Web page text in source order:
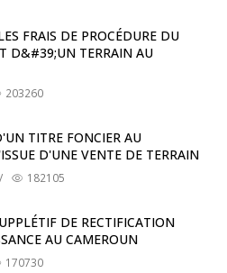
FRAIS DE PROCÉDURE DU
D&#39;UN TERRAIN AU
203260
TITRE FONCIER AU
D'UNE VENTE DE TERRAIN
/ 182105
DE RECTIFICATION
AU CAMEROUN
170730